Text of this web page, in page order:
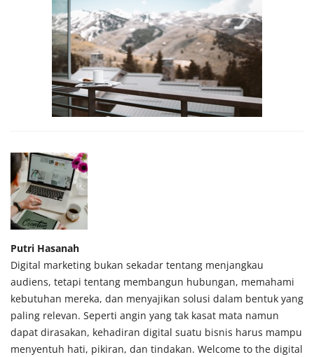
Putri Hasanah
Digital marketing bukan sekadar tentang menjangkau
audiens, tetapi tentang membangun hubungan, memahami
kebutuhan mereka, dan menyajikan solusi dalam bentuk yang
paling relevan. Seperti angin yang tak kasat mata namun
dapat dirasakan, kehadiran digital suatu bisnis harus mampu
menyentuh hati, pikiran, dan tindakan. Welcome to the digital